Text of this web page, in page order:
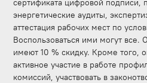
сертификата цифровой подписи,
энергетические аудиты,
аттестация рабочих мест по
Воспользоваться ими могут
имеют 10 % скидку. Кроме того,
активное участие в работе
комиссий, участвовать в